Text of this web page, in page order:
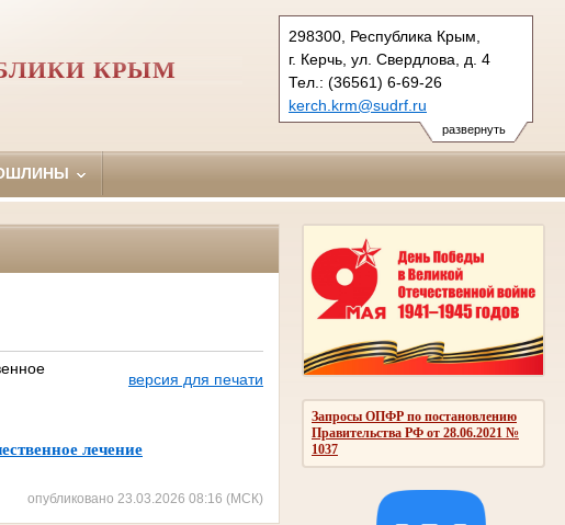
развернуть
298300, Республика Крым,
г. Керчь, ул. Свердлова, д. 4
Тел.: (36561) 6-69-26
kerch.krm@sudrf.ru
КРЫМ
Запросы ОПФР по постановлению
Правительства РФ от 28.06.2021 №
1037
версия для печати
лечение
опубликовано 23.03.2026 08:16 (МСК)